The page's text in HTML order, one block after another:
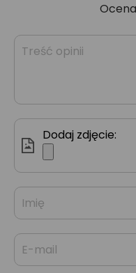
Dodaj zdjęcie: